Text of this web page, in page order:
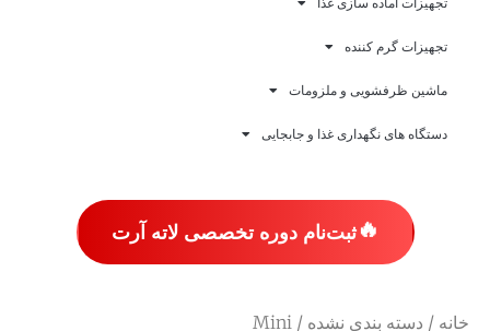
تجهیزات آماده سازی غذا
تجهیزات گرم کننده
ماشین ظرفشویی و ملزومات
دستگاه های نگهداری غذا و جابجایی
🔥ثبت‌نام دوره تخصصی لاته آرت
خانه / دسته بندی نشده / Mini